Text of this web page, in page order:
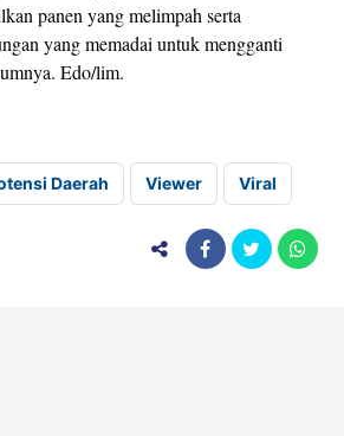
panen yang melimpah serta
yang memadai untuk mengganti
Edo/lim.
Daerah Viewer Viral